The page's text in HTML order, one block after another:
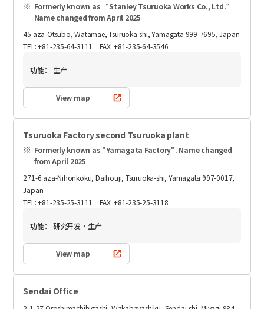
Formerly known as “Stanley Tsuruoka Works Co., Ltd.”
Name changed from April 2025
45 aza-Otsubo, Watamae, Tsuruoka-shi, Yamagata 999-7695, Japan
TEL: +81-235-64-3111 FAX: +81-235-64-3546
功能： 生产
View map
Tsuruoka Factory second Tsuruoka plant
Formerly known as "Yamagata Factory". Name changed
from April 2025
271-6 aza-Nihonkoku, Daihouji, Tsuruoka-shi, Yamagata 997-0017,
Japan
TEL: +81-235-25-3111 FAX: +81-235-25-3118
功能： 研究开发・生产
View map
Sendai Office